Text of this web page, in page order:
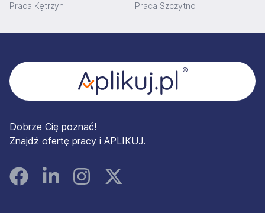
Praca Kętrzyn Praca Szczytno
Dobrze Cię poznać!
Znajdź ofertę pracy i APLIKUJ.
FacebookLinked InInstagramInstagram